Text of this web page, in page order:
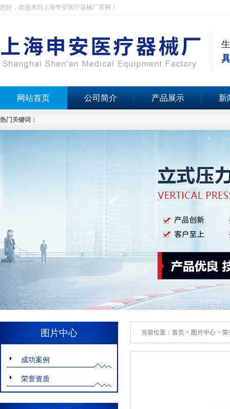
您好，欢迎来到上海申安医疗器械厂官网！
网站首页 公司简介 产品展示 新
热门关键词：
图片中心
成功案例
荣誉资质
当前位置： 首页 > 图片中心 > 荣